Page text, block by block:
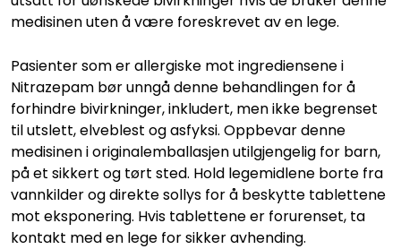
medisinen uten å være foreskrevet av en lege.
Pasienter som er allergiske mot ingrediensene i
Nitrazepam bør unngå denne behandlingen for å
forhindre bivirkninger, inkludert, men ikke begrenset
til utslett, elveblest og asfyksi. Oppbevar denne
medisinen i originalemballasjen utilgjengelig for barn,
på et sikkert og tørt sted. Hold legemidlene borte fra
vannkilder og direkte sollys for å beskytte tablettene
mot eksponering. Hvis tablettene er forurenset, ta
kontakt med en lege for sikker avhending.